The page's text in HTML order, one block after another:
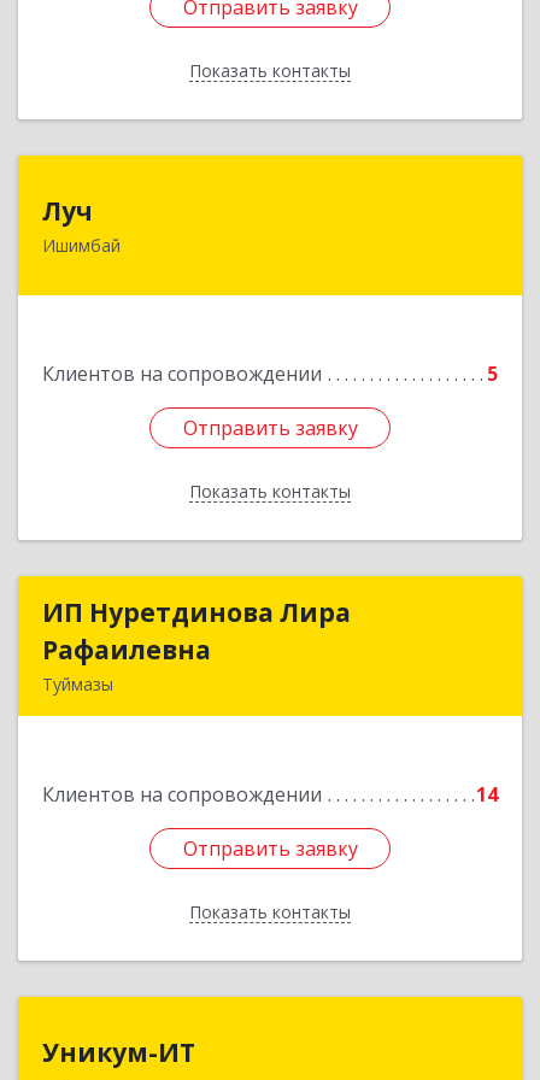
Отправить заявку
Показать контакты
Отправить заявку
Назад
Луч
Ишимбай
Клиентов на сопровождении 5
Отправить заявку
Показать контакты
453215, Башкортостан Респ, Ишимбайский р-н,
Отправить заявку
Назад
ИП Нуретдинова Лира
Рафаилевна
Туймазы
Клиентов на сопровождении 14
Отправить заявку
Показать контакты
ИП Нуретдинова Лира
Подробнее
Отправить заявку
Назад
Уникум-ИТ